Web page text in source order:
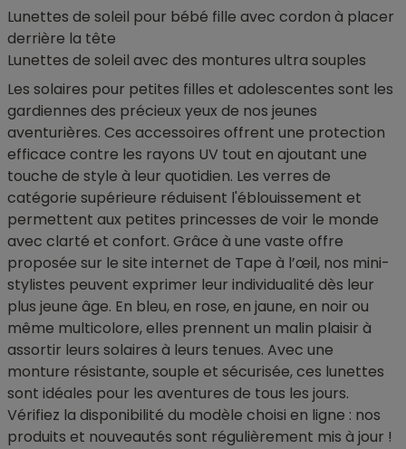
Lunettes de soleil pour bébé fille avec cordon à placer
derrière la tête
Lunettes de soleil avec des montures ultra souples
Les solaires pour petites filles et adolescentes sont les
gardiennes des précieux yeux de nos jeunes
aventurières. Ces accessoires offrent une protection
efficace contre les rayons UV tout en ajoutant une
touche de style à leur quotidien. Les verres de
catégorie supérieure réduisent l'éblouissement et
permettent aux petites princesses de voir le monde
avec clarté et confort. Grâce à une vaste offre
proposée sur le site internet de Tape à l’œil, nos mini-
stylistes peuvent exprimer leur individualité dès leur
plus jeune âge. En bleu, en rose, en jaune, en noir ou
même multicolore, elles prennent un malin plaisir à
assortir leurs solaires à leurs tenues. Avec une
monture résistante, souple et sécurisée, ces lunettes
sont idéales pour les aventures de tous les jours.
Vérifiez la disponibilité du modèle choisi en ligne : nos
produits et nouveautés sont régulièrement mis à jour !